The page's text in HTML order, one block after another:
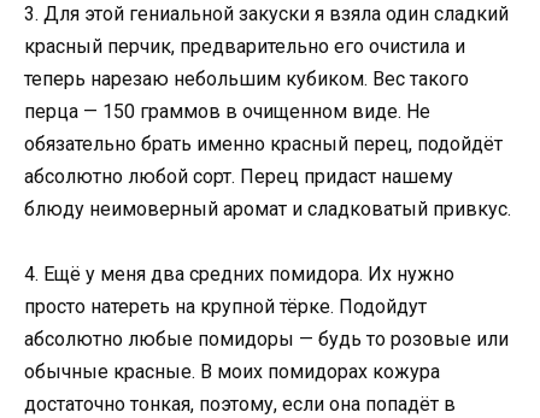
3. Для этой гениальной закуски я взяла один сладкий
красный перчик, предварительно его очистила и
теперь нарезаю небольшим кубиком. Вес такого
перца — 150 граммов в очищенном виде. Не
обязательно брать именно красный перец, подойдёт
абсолютно любой сорт. Перец придаст нашему
блюду неимоверный аромат и сладковатый привкус.
4. Ещё у меня два средних помидора. Их нужно
просто натереть на крупной тёрке. Подойдут
абсолютно любые помидоры — будь то розовые или
обычные красные. В моих помидорах кожура
достаточно тонкая, поэтому, если она попадёт в